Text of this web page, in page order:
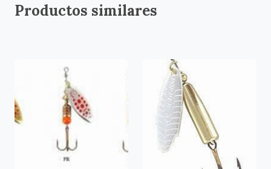
Productos similares